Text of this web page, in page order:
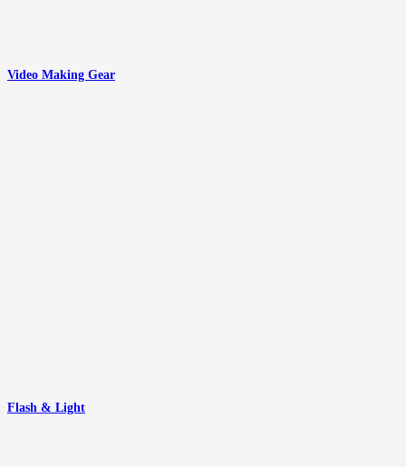
Video Making Gear
Flash & Light